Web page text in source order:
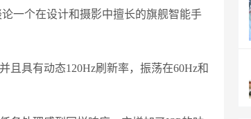
一个在设计和摄影中擅长的旗舰智能手
且具有动态120Hz刷新率，振荡在60Hz和